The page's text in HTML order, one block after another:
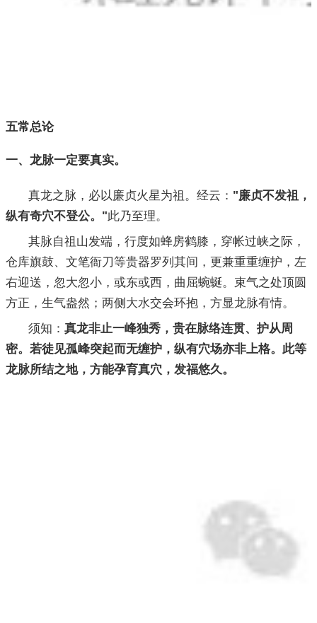
五常总论
一、龙脉一定要真实。
真龙之脉，必以廉贞火星为祖。经云： "廉贞不发祖，
纵有奇穴不登公。"此乃至理。
其脉自祖山发端，行度如蜂房鹤膝，穿帐过峡之际，
仓库旗鼓、文笔衙刀等贵器罗列其间，更兼重重缠护，左
右迎送，忽大忽小，或东或西，曲屈蜿蜒。束气之处顶圆
方正，生气盎然；两侧大水交会环抱，方显龙脉有情。
须知： 真龙非止一峰独秀，贵在脉络连贯、护从周
密。若徒见孤峰突起而无缠护，纵有穴场亦非上格。此等
龙脉所结之地，方能孕育真穴，发福悠久。